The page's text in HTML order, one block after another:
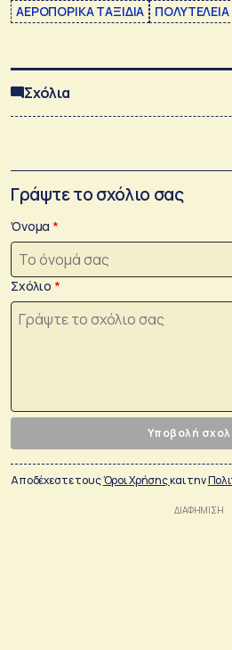
ΑΕΡΟΠΟΡΙΚΑ ΤΑΞΙΔΙΑ ΠΟΛΥΤΕΛΕΙΑ
Σχόλια
Γράψτε το σχόλιο σας
Όνομα
Σχόλιο
Υποβολή
Αποδέχεστε τουςΌροι Χρήσηςκαι την